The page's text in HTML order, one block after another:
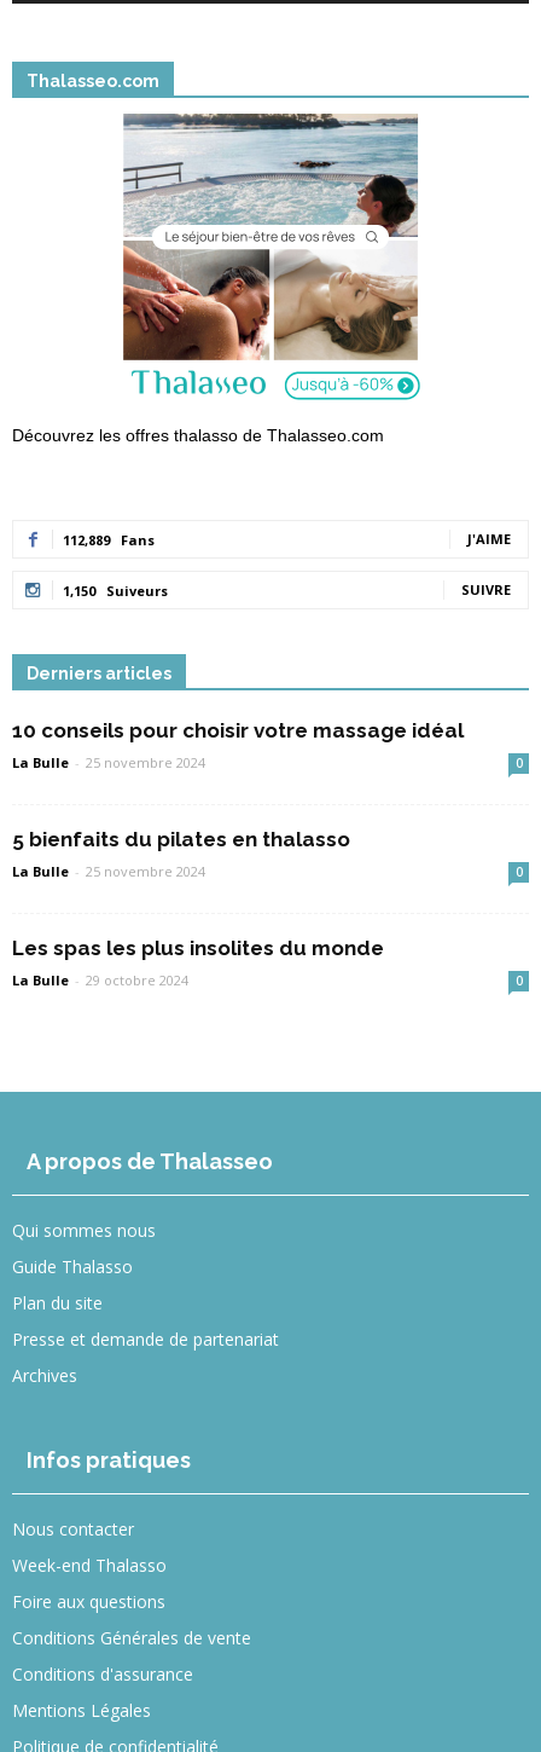
Thalasseo.com
Découvrez les offres thalasso de Thalasseo.com
112,889 Fans J'AIME
1,150 Suiveurs SUIVRE
Derniers articles
10 conseils pour choisir votre massage idéal
La Bulle - 25 novembre 2024 0
5 bienfaits du pilates en thalasso
La Bulle - 25 novembre 2024 0
Les spas les plus insolites du monde
La Bulle - 29 octobre 2024 0
A propos de Thalasseo
Qui sommes nous
Guide Thalasso
Plan du site
Presse et demande de partenariat
Archives
Infos pratiques
Nous contacter
Week-end Thalasso
Foire aux questions
Conditions Générales de vente
Conditions d'assurance
Mentions Légales
Politique de confidentialité